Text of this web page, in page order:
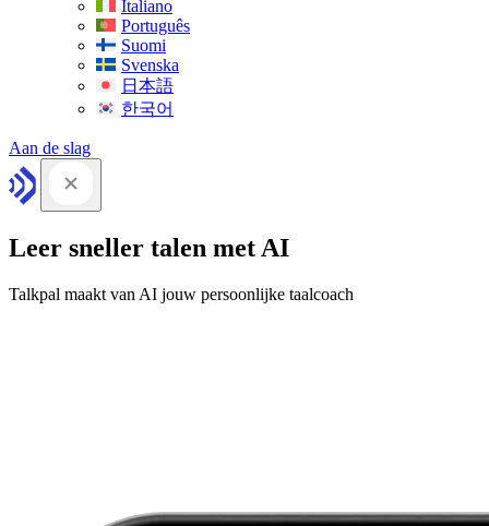
Italiano
Português
Suomi
Svenska
日本語
한국어
Aan de slag
Leer sneller talen met AI
Talkpal maakt van AI jouw persoonlijke taalcoach